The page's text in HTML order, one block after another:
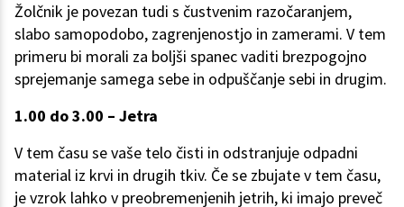
Žolčnik je povezan tudi s čustvenim razočaranjem,
slabo samopodobo, zagrenjenostjo in zamerami. V tem
primeru bi morali za boljši spanec vaditi brezpogojno
sprejemanje samega sebe in odpuščanje sebi in drugim.
1.00 do 3.00 – Jetra
V tem času se vaše telo čisti in odstranjuje odpadni
material iz krvi in drugih tkiv. Če se zbujate v tem času,
je vzrok lahko v preobremenjenih jetrih, ki imajo preveč